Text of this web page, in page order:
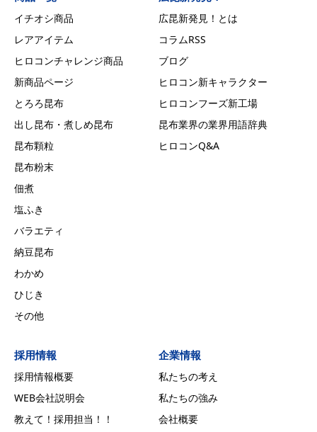
イチオシ商品
レアアイテム
ヒロコンチャレンジ商品
新商品ページ
とろろ昆布
出し昆布・煮しめ昆布
昆布顆粒
昆布粉末
佃煮
塩ふき
バラエティ
納豆昆布
わかめ
ひじき
その他
広昆新発見！とは
コラムRSS
ブログ
ヒロコン新キャラクター
ヒロコンフーズ新工場
昆布業界の業界用語辞典
ヒロコンQ&A
採用情報
採用情報概要
WEB会社説明会
教えて！採用担当！！
企業情報
私たちの考え
私たちの強み
会社概要